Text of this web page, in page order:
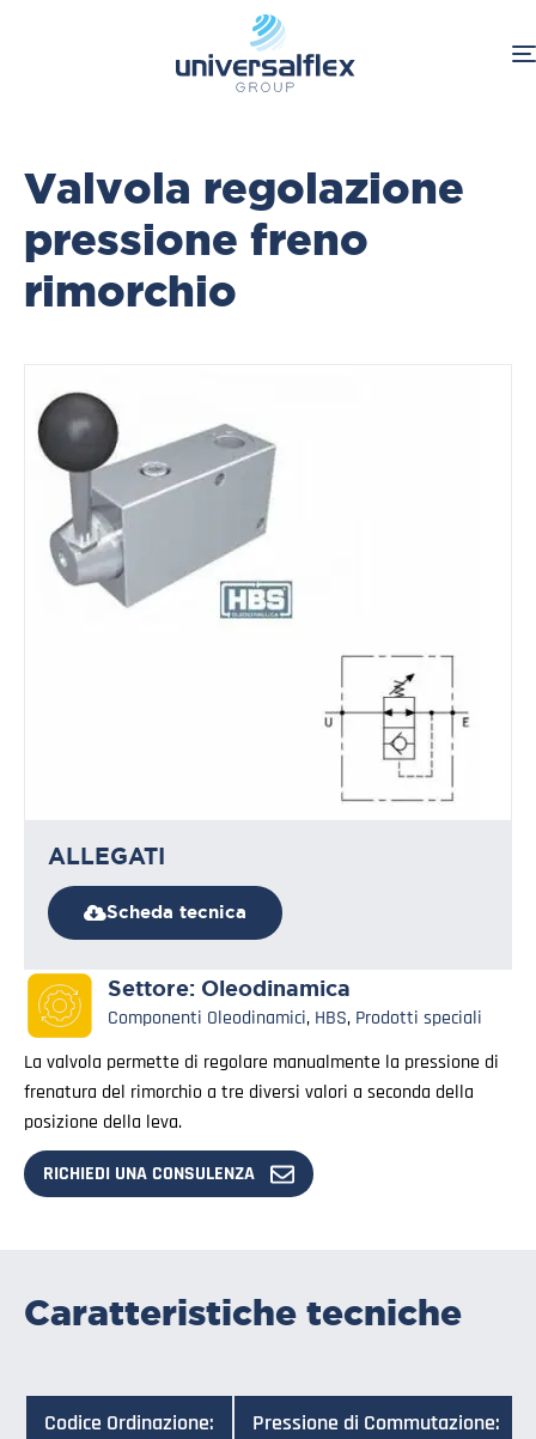
Valvola regolazione
pressione freno
rimorchio
ALLEGATI
Scheda tecnica
Settore: Oleodinamica
Componenti Oleodinamici, HBS, Prodotti speciali
La valvola permette di regolare manualmente la pressione di
frenatura del rimorchio a tre diversi valori a seconda della
posizione della leva.
RICHIEDI UNA CONSULENZA
Caratteristiche tecniche
Codice Ordinazione: Pressione di Commutazione: